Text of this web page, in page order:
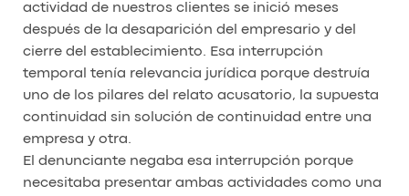
actividad de nuestros clientes se inició meses
después de la desaparición del empresario y del
cierre del establecimiento. Esa interrupción
temporal tenía relevancia jurídica porque destruía
uno de los pilares del relato acusatorio, la supuesta
continuidad sin solución de continuidad entre una
empresa y otra.
El denunciante negaba esa interrupción porque
necesitaba presentar ambas actividades como una